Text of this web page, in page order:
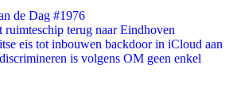
de Dag #1976
terug naar Eindhoven
eis tot inbouwen backdoor in iCloud aan
is volgens OM geen enkel